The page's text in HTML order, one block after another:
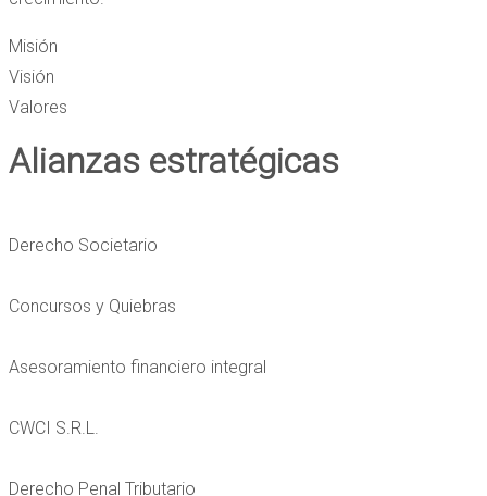
Misión
Visión
Valores
Alianzas estratégicas
Derecho Societario
Concursos y Quiebras
Asesoramiento financiero integral
CWCI S.R.L.
Derecho Penal Tributario